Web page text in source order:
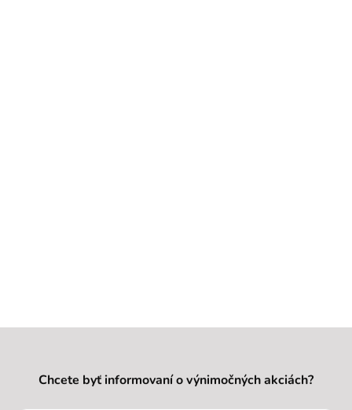
Chcete byť informovaní o výnimočných akciách?